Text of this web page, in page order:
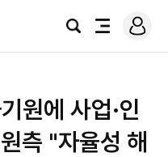
검
전
로
그
원에 사업·인
측 "자율성 해